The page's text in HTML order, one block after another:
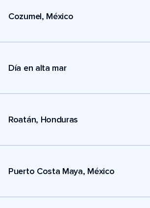
Cozumel, México
Día en alta mar
Roatán, Honduras
Puerto Costa Maya, México